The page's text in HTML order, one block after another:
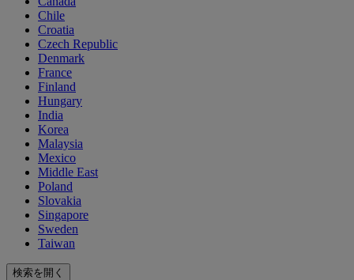
Chile
Croatia
Czech Republic
Denmark
France
Finland
Hungary
India
Korea
Malaysia
Mexico
Middle East
Poland
Slovakia
Singapore
Sweden
Taiwan
検索を開く